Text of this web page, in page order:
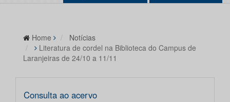
Home
Notícias
Literatura de cordel na Biblioteca do Campus de
Laranjeiras de 24/10 a 11/11
Consulta ao acervo